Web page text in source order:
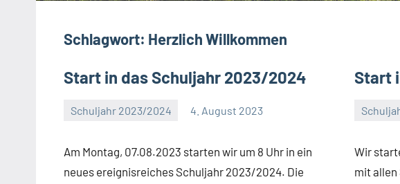
Schlagwort: Herzlich Willkommen
Start in das Schuljahr 2023/2024
Schuljahr 2023/2024 4. August 2023
Am Montag, 07.08.2023 starten wir um 8 Uhr in ein
neues ereignisreiches Schuljahr 2023/2024. Die
Start
Wir
mit allen